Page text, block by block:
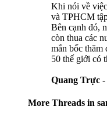
Khi nói về
và TPHCM
Bên cạnh đó,
còn thua các
mắn bốc
50 thế giới có
Quang Trực -
More Threads in